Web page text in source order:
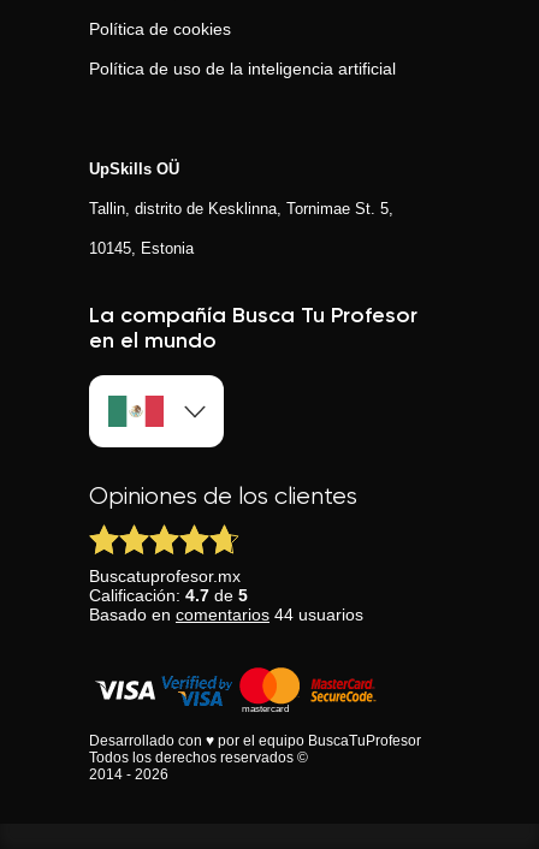
Política de cookies
Política de uso de la inteligencia artificial
UpSkills OÜ
Tallin, distrito de Kesklinna, Tornimаe St. 5,
10145, Estonia
La compañía Busca Tu Profesor
en el mundo
Opiniones de los clientes
Buscatuprofesor.mx
Calificación: 4.7 de 5
Basado en comentarios 44 usuarios
Desarrollado con ♥ por el equipo BuscaTuProfesor
Todos los derechos reservados ©
2014 - 2026